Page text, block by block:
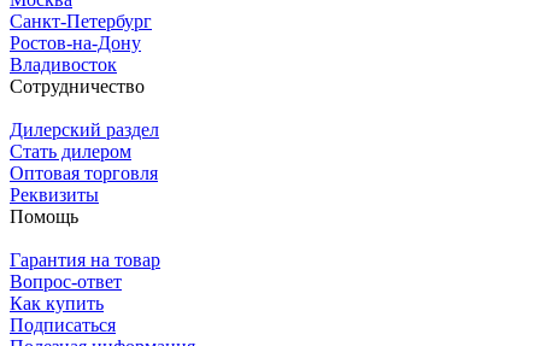
Санкт-Петербург
Ростов-на-Дону
Владивосток
Сотрудничество
Дилерский раздел
Стать дилером
Оптовая торговля
Реквизиты
Помощь
Гарантия на товар
Вопрос-ответ
Как купить
Подписаться